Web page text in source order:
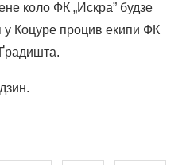
коло ФК „Искра” будзе
Коцуре процив екипи ФК